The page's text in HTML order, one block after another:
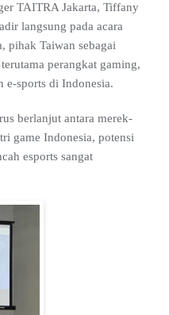
TAITRA Jakarta, Tiffany
langsung pada acara
pihak Taiwan sebagai
perangkat gaming,
e-sports di Indonesia.
berlanjut antara merek-
game Indonesia, potensi
esports sangat